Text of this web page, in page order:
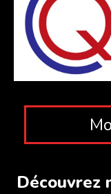
Découvrez